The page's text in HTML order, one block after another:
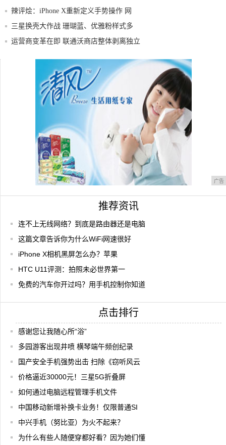
辣评烩：iPhone X重新定义手势操作 网
三星换壳大作战 珊瑚蓝、优雅粉样式多
运营商变革在即 联通沃商店整体剥离独立
免费的汽车你开过吗？用手机控制你知道怎
广告
推荐资讯
连不上无线网络？到底是路由器还是电脑
这篇文章告诉你为什么WiFi网速很好
iPhone X相机黑屏怎么办？苹果
HTC U11评测：拍照未必世界第一
免费的汽车你开过吗？用手机控制你知道
点击排行
感谢您让我随心所“浴”
多园游客出现井喷 横琴端午频创纪录
国产安全手机强势出击 扫除《窃听风云
价格逼近30000元！三星5G折叠屏
如何通过电脑远程管理手机文件
中国移动新增补换卡业务！仅限普通SI
中兴手机（努比亚）为火不起来？
为什么有些人随便穿都好看？因为她们懂